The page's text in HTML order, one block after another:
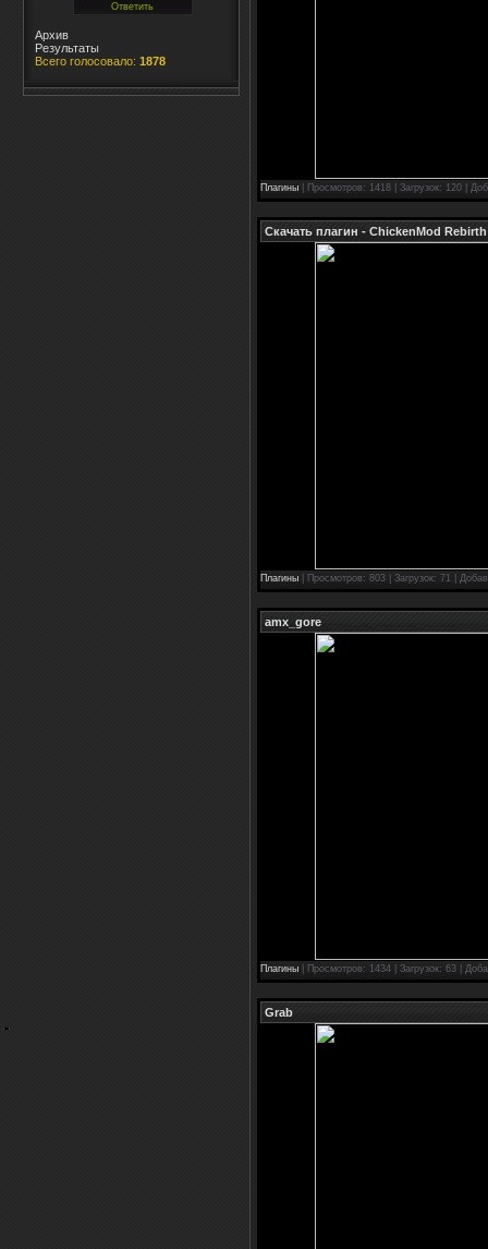
Архив
Результаты
Всего голосовало: 1878
Плагины | Просмотров: 1418 | Загрузок: 120 |
Скачать плагин - ChickenMod Rebirth
Плагины | Просмотров: 803 | Загрузок: 71 |
amx_gore
Плагины | Просмотров: 1434 | Загрузок: 63 |
Grab